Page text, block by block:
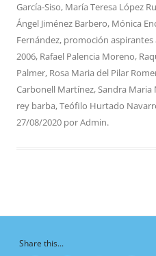
García-Siso, María Teresa López
Ángel Jiménez Barbero, Mónica
Fernández, promoción aspirantes
2006, Rafael Palencia Moreno,
Palmer, Rosa Maria del Pilar
Carbonell Martínez,Sandra Maria
rey barba,Teófilo Hurtado
27/08/2020 porAdmin.
Share this...